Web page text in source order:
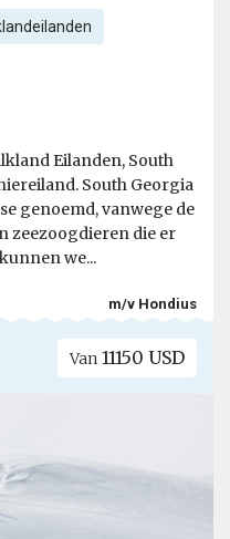
Eilanden, South
South Georgia
genoemd, vanwege de
zeezoogdieren die er
we...
m/v Hondius
Van 11150 USD